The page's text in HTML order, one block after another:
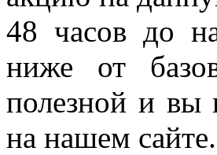
48 часов до
ниже от
полезной и вы
на нашем